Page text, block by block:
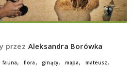
przez Aleksandra Borówka
fauna, flora , ginący, mapa, mateusz,